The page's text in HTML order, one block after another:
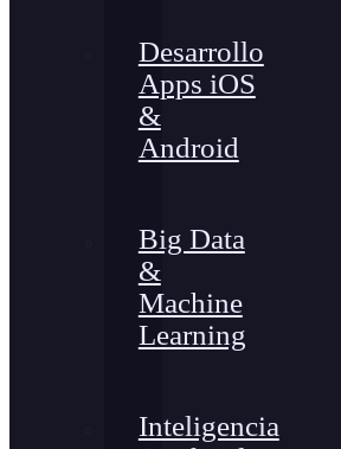
Desarrollo
Apps iOS
&
Android
Big Data
&
Machine
Learning
Inteligencia